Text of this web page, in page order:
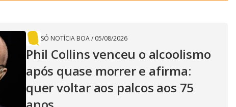
SÓ NOTÍCIA BOA/ 05/08/2026
Phil Collins venceu o alcoolismo
após quase morrer e afirma:
quer voltar aos palcos aos 75